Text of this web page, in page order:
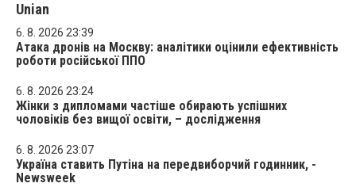
Unian
6. 8. 2026 23:39
Атака дронів на Москву: аналітики оцінили ефективність
роботи російської ППО
6. 8. 2026 23:24
Жінки з дипломами частіше обирають успішних
чоловіків без вищої освіти, – дослідження
6. 8. 2026 23:07
Україна ставить Путіна на передвиборчий годинник, -
Newsweek